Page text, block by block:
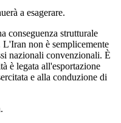
a esagerare.
conseguenza strutturale
non è semplicemente
nazionali convenzionali. È
è legata all'esportazione
e alla conduzione di